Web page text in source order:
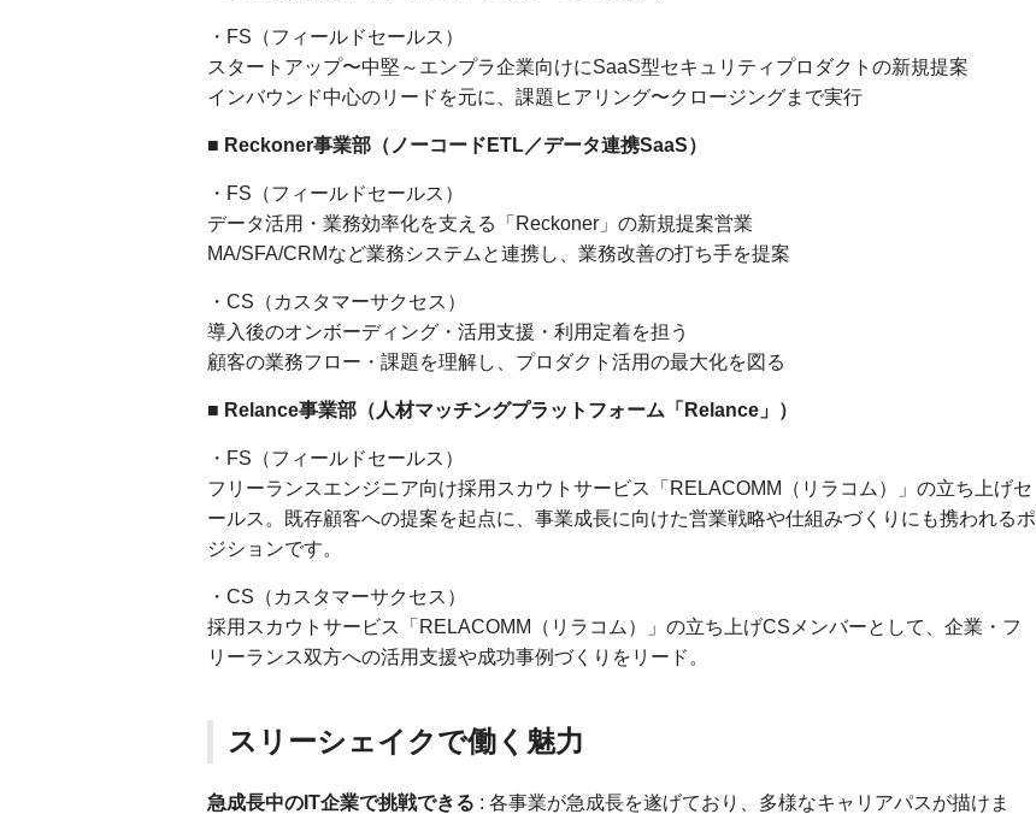
・FS（フィールドセールス）
スタートアップ〜中堅～エンプラ企業向けにSaaS型セキュリティプロダクトの新規提案
インバウンド中心のリードを元に、課題ヒアリング〜クロージングまで実行
■ Reckoner事業部（ノーコードETL／データ連携SaaS）
・FS（フィールドセールス）
データ活用・業務効率化を支える「Reckoner」の新規提案営業
MA/SFA/CRMなど業務システムと連携し、業務改善の打ち手を提案
・CS（カスタマーサクセス）
導入後のオンボーディング・活用支援・利用定着を担う
顧客の業務フロー・課題を理解し、プロダクト活用の最大化を図る
■ Relance事業部（人材マッチングプラットフォーム「Relance」）
・FS（フィールドセールス）
フリーランスエンジニア向け採用スカウトサービス「RELACOMM（リラコム）」の立ち上げセ
ールス。既存顧客への提案を起点に、事業成長に向けた営業戦略や仕組みづくりにも携われるポ
ジションです。
・CS（カスタマーサクセス）
採用スカウトサービス「RELACOMM（リラコム）」の立ち上げCSメンバーとして、企業・フ
リーランス双方への活用支援や成功事例づくりをリード。
スリーシェイクで働く魅力
急成長中のIT企業で挑戦できる : 各事業が急成長を遂げており、多様なキャリアパスが描けま